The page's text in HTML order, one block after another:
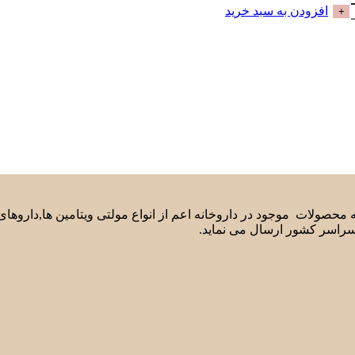
افزودن به سبد خرید
محصولات موجود در داروخانه اعم از انواع مولتی ویتامین
کشور ارسال می نماید.